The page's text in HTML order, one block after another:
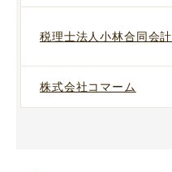
税理士法人小林合同会計
株式会社コマーム